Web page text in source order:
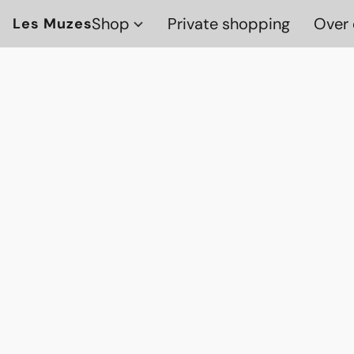
Les MuzesShop Private shopping Over